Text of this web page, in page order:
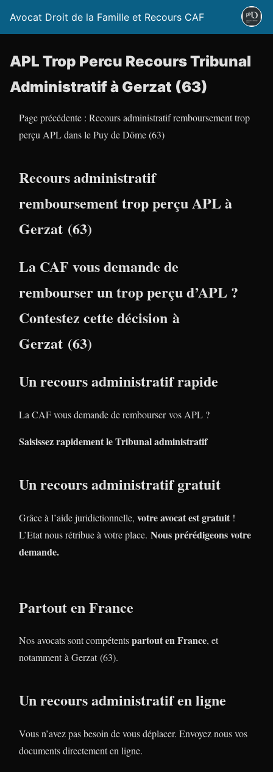
Avocat Droit de la Famille et Recours CAF
APL Trop Percu Recours Tribunal
Administratif à Gerzat (63)
Page précédente : Recours administratif remboursement trop
perçu APL dans le Puy de Dôme (63)
Recours administratif
remboursement trop perçu APL à
Gerzat (63)
La CAF vous demande de
rembourser un trop perçu d’APL ?
Contestez cette décision à
Gerzat (63)
Un recours administratif rapide
La CAF vous demande de rembourser vos APL ?
Saisissez rapidement le Tribunal administratif
Un recours administratif gratuit
Grâce à l’aide juridictionnelle, votre avocat est gratuit !
L’Etat nous rétribue à votre place. Nous prérédigeons votre
demande.
Partout en France
Nos avocats sont compétentspartout en France, et
notamment à Gerzat (63).
Un recours administratif en ligne
Vous n’avez pas besoin de vous déplacer. Envoyez nous vos
documents directement en ligne.